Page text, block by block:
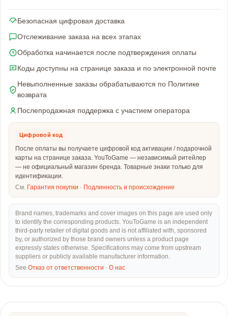
Безопасная цифровая доставка
Отслеживание заказа на всех этапах
Обработка начинается после подтверждения оплаты
Коды доступны на странице заказа и по электронной почте
Невыполненные заказы обрабатываются по Политике
возврата
Послепродажная поддержка с участием оператора
Цифровой код
После оплаты вы получаете цифровой код активации / подарочной
карты на странице заказа. YouToGame — независимый ритейлер
— не официальный магазин бренда. Товарные знаки только для
идентификации.
См. Гарантия покупки · Подлинность и происхождение
Brand names, trademarks and cover images on this page are used only
to identify the corresponding products. YouToGame is an independent
third-party retailer of digital goods and is not affiliated with, sponsored
by, or authorized by those brand owners unless a product page
expressly states otherwise. Specifications may come from upstream
suppliers or publicly available manufacturer information.
See Отказ от ответственности · О нас